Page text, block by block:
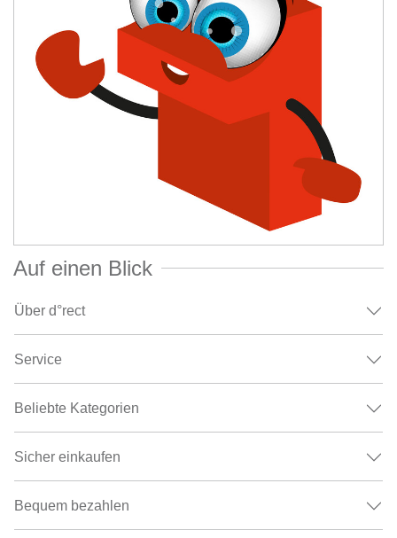
Auf einen Blick
Über d°rect
Service
Beliebte Kategorien
Sicher einkaufen
Bequem bezahlen